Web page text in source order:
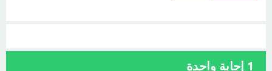
1 إجابة واحدة